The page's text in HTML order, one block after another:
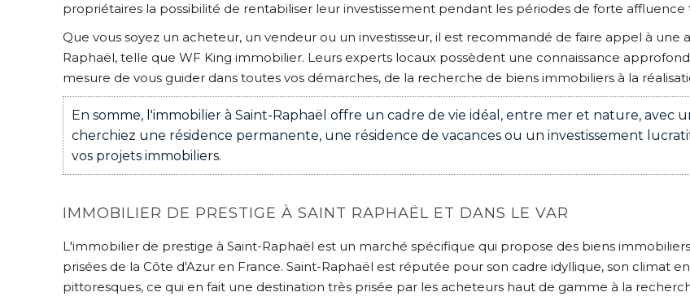
propriétaires la possibilité de rentabiliser leur investissement pendant les périodes de forte affluence
Que vous soyez un acheteur, un vendeur ou un investisseur, il est recommandé de faire appel à
Raphaël, telle que WF King immobilier. Leurs experts locaux possèdent une connaissance
mesure de vous guider dans toutes vos démarches, de la recherche de biens immobiliers à la
En somme, l'immobilier à Saint-Raphaël offre un cadre de vie idéal, entre mer et nature, avec
cherchiez une résidence permanente, une résidence de vacances ou un investissement
vos projets immobiliers.
IMMOBILIER DE PRESTIGE À SAINT RAPHAËL ET DANS LE VAR
L'immobilier de prestige à Saint-Raphaël est un marché spécifique qui propose des biens
prisées de la Côte d'Azur en France. Saint-Raphaël est réputée pour son cadre idyllique, son climat
pittoresques, ce qui en fait une destination très prisée par les acheteurs haut de gamme à la